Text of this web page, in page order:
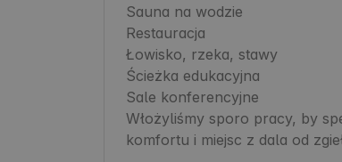
Sauna na wodzie
Restauracja
Łowisko, rzeka, stawy
Ścieżka edukacyjna
Sale konferencyjne
Włożyliśmy sporo pracy, by
komfortu i miejsc z dala od